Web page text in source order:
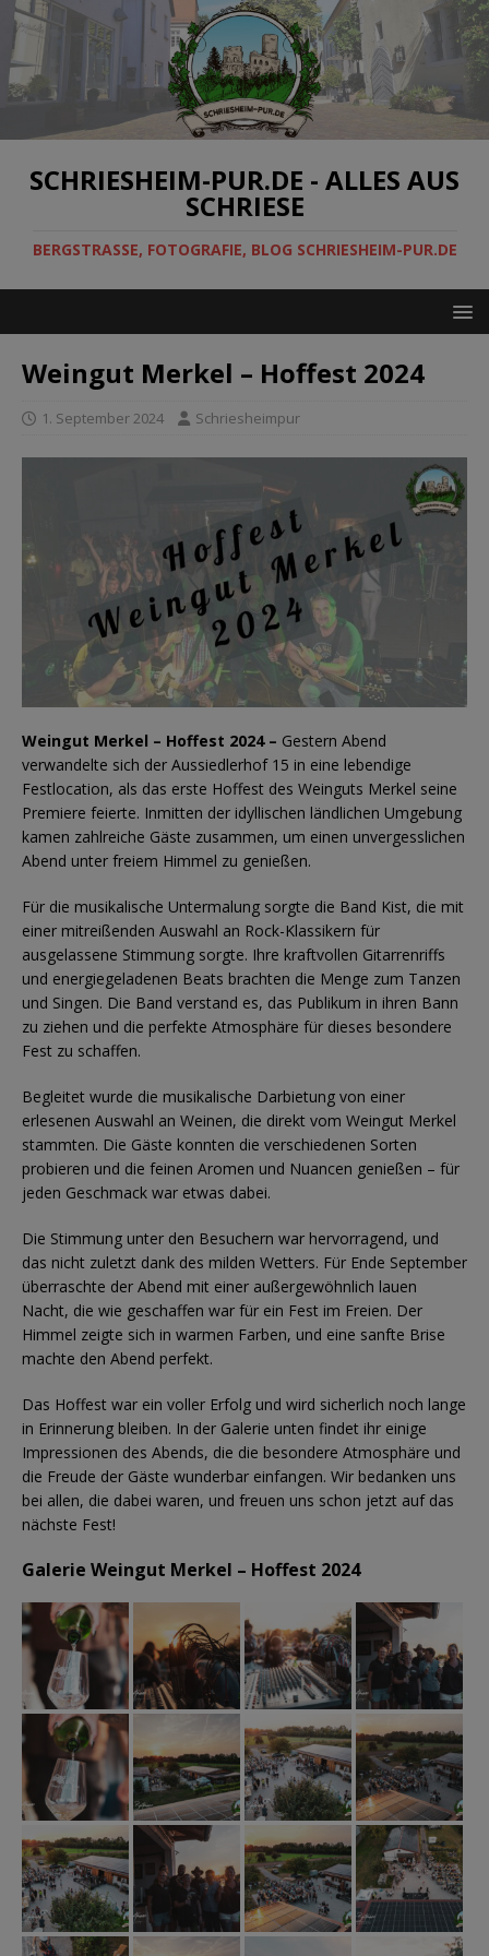
SCHRIESHEIM-PUR.DE - ALLES AUS
SCHRIESE
BERGSTRASSE, FOTOGRAFIE, BLOG SCHRIESHEIM-PUR.DE
Weingut Merkel – Hoffest 2024
1. September 2024 Schriesheimpur
Weingut Merkel – Hoffest 2024 – Gestern Abend
verwandelte sich der Aussiedlerhof 15 in eine lebendige
Festlocation, als das erste Hoffest des Weinguts Merkel seine
Premiere feierte. Inmitten der idyllischen ländlichen Umgebung
kamen zahlreiche Gäste zusammen, um einen unvergesslichen
Abend unter freiem Himmel zu genießen.
Für die musikalische Untermalung sorgte die Band Kist, die mit
einer mitreißenden Auswahl an Rock-Klassikern für
ausgelassene Stimmung sorgte. Ihre kraftvollen Gitarrenriffs
und energiegeladenen Beats brachten die Menge zum Tanzen
und Singen. Die Band verstand es, das Publikum in ihren Bann
zu ziehen und die perfekte Atmosphäre für dieses besondere
Fest zu schaffen.
Begleitet wurde die musikalische Darbietung von einer
erlesenen Auswahl an Weinen, die direkt vom Weingut Merkel
stammten. Die Gäste konnten die verschiedenen Sorten
probieren und die feinen Aromen und Nuancen genießen – für
jeden Geschmack war etwas dabei.
Die Stimmung unter den Besuchern war hervorragend, und
das nicht zuletzt dank des milden Wetters. Für Ende September
überraschte der Abend mit einer außergewöhnlich lauen
Nacht, die wie geschaffen war für ein Fest im Freien. Der
Himmel zeigte sich in warmen Farben, und eine sanfte Brise
machte den Abend perfekt.
Das Hoffest war ein voller Erfolg und wird sicherlich noch lange
in Erinnerung bleiben. In der Galerie unten findet ihr einige
Impressionen des Abends, die die besondere Atmosphäre und
die Freude der Gäste wunderbar einfangen. Wir bedanken uns
bei allen, die dabei waren, und freuen uns schon jetzt auf das
nächste Fest!
Galerie Weingut Merkel – Hoffest 2024